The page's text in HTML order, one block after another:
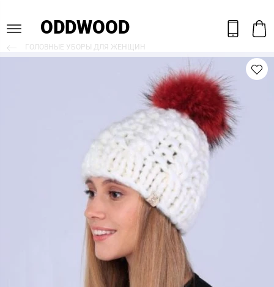
ODDWOOD
ГОЛОВНЫЕ УБОРЫ ДЛЯ ЖЕНЩИН